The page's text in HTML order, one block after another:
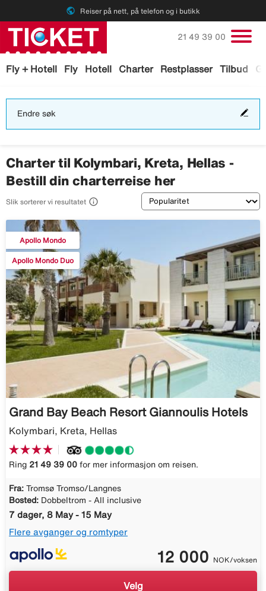
public Reiser på nett, på telefon og i butikk
Fly + Hotell Fly Hotell Charter Restplasser Tilbud
Ring oss på
21 49 39 00
Endre søk
Charter til Kolymbari, Kreta, Hellas -
Bestill din charterreise her
Slik sorterer vi resultatet  Sortering
Apollo Mondo
Apollo Mondo Duo
Grand Bay Beach Resort Giannoulis Hotels
Kolymbari, Kreta, Hellas
Ring 21 49 39 00 for mer informasjon om reisen.
Fra: Tromsø Tromso/Langnes
Bosted: Dobbeltrom - All inclusive
7 dager, 8 May - 15 May
Flere avganger og romtyper
12 000 NOK/voksen
Velg